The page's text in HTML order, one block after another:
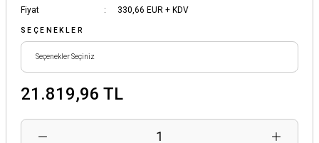
Fiyat
330,66 EUR + KDV
SEÇENEKLER
21.819,96 TL